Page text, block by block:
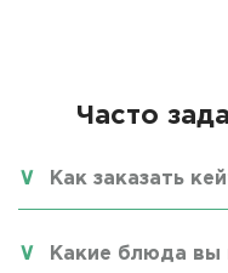
Часто
Как заказать
Какие блюда вы